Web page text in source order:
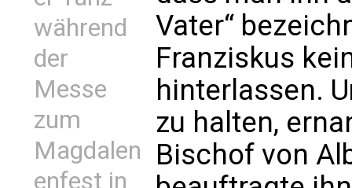
während
der
Messe
zum
Magdalen
enfest in
Vater“
Franziskus
hinterlassen.
zu halten,
Bischof von